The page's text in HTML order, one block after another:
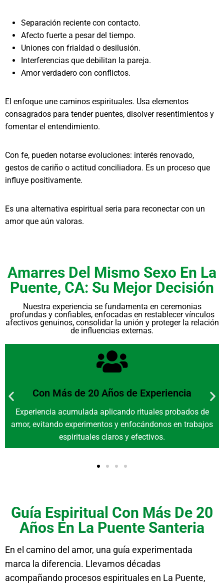
Separación reciente con contacto.
Afecto fuerte a pesar del tiempo.
Uniones con frialdad o desilusión.
Interferencias que debilitan la pareja.
Amor verdadero con conflictos.
El enfoque une caminos espirituales. Usa elementos
consagrados para tender puentes, disolver resentimientos y
fomentar el entendimiento.
Con fe, pueden notarse evoluciones: interés renovado,
gestos de cariño o actitud conciliadora. Es un proceso que
influye positivamente.
Es una alternativa espiritual seria para reconectar con un
amor que aún valoras.
Amarres Del Mismo Sexo En La
Puente, CA: Su Mejor Decisión
Nuestra experiencia se fundamenta en ceremonias
profundas y confiables, enfocadas en restablecer vínculos
afectivos genuinos, consolidar la unión y proteger la relación
de influencias externas.
Con Más de 20 Años de Experiencia
Experiencia acumulada aplicando rituales probados de
amor, evitando experimentos y enfocándonos en trabajos
espirituales claros y efectivos.
Guía Espiritual Con Más De 20
Años En La Puente Santeria
En el camino del amor, una guía experimentada
marca la diferencia. Llevamos décadas
acompañando procesos espirituales en La Puente,